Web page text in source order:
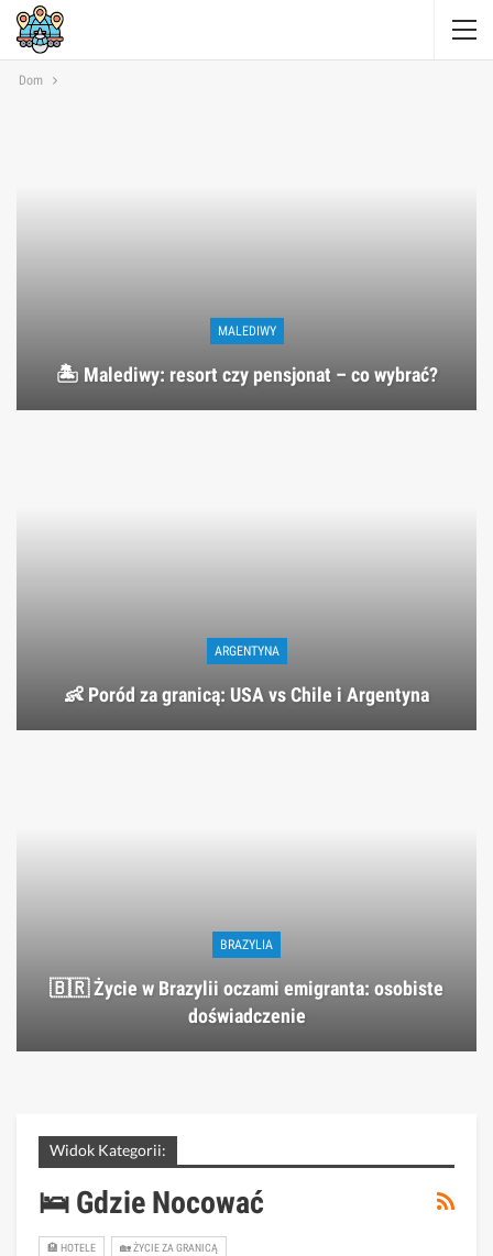
Dom
MALEDIWY
🏝️ Malediwy: resort czy pensjonat – co wybrać?
ARGENTYNA
👶 Poród za granicą: USA vs Chile i Argentyna
BRAZYLIA
🇧🇷 Życie w Brazylii oczami emigranta: osobiste
doświadczenie
Widok Kategorii:
🛌 Gdzie Nocować
🏨 HOTELE 🏡 ŻYCIE ZA GRANICĄ